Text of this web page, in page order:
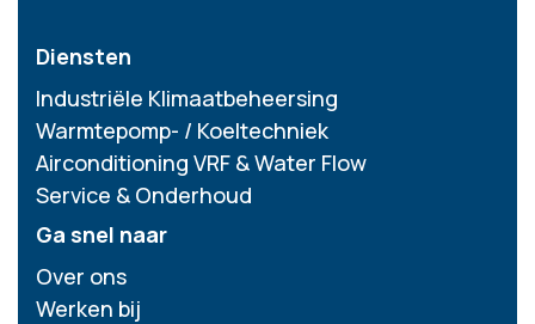
Diensten
Industriële Klimaatbeheersing
Warmtepomp- / Koeltechniek
Airconditioning VRF & Water Flow
Service & Onderhoud
Ga snel naar
Over ons
Werken bij